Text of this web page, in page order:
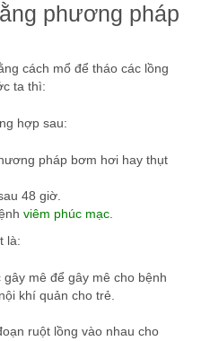
phương pháp
cách mổ để tháo các lồng
ta thì:
hợp sau:
pháp bơm hơi hay thụt
48 giờ.
viêm phúc mạc
là:
mê để gây mê cho bệnh
khí quản cho trẻ.
ruột lồng vào nhau cho